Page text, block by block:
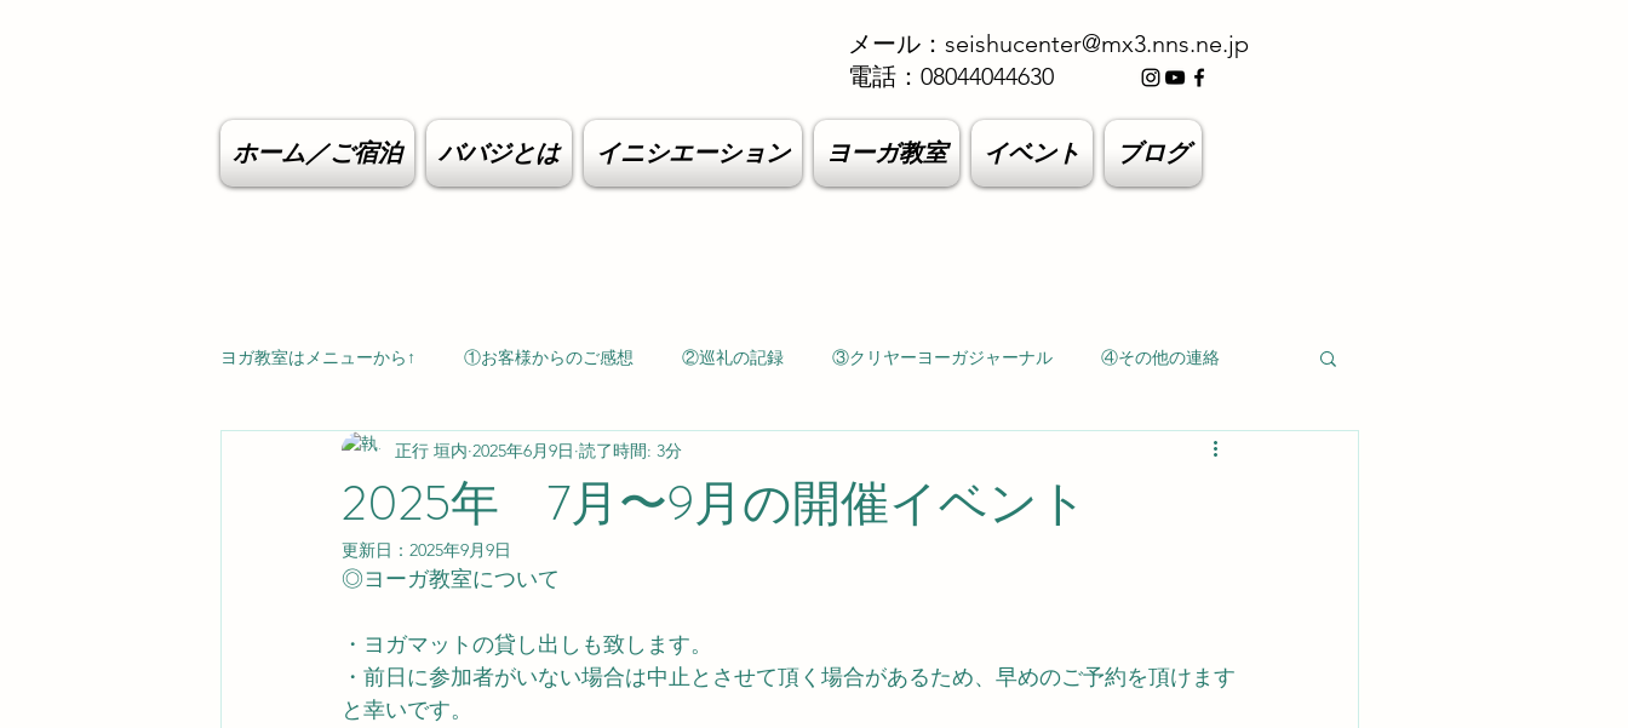
電話：08044044630
メール： seishucenter@mx3.nns.ne.jp
ホーム／ご宿泊 ババジとは イニシエーション ヨーガ教室 イベント ブログ
ヨガ教室はメニューから↑ ①お客様からのご感想 ②巡礼の記録 ③クリヤーヨーガジャーナル ④その他の連絡
2025年 7月〜9月の開催イベント
正行 垣内 2025年6月9日 読了時間: 3分
更新日： 2025年9月9日
◎ヨーガ教室について
・ヨガマットの貸し出しも致します。
・前日に参加者がいない場合は中止とさせて頂く場合があるため、早めのご予約を頂けます
と幸いです。